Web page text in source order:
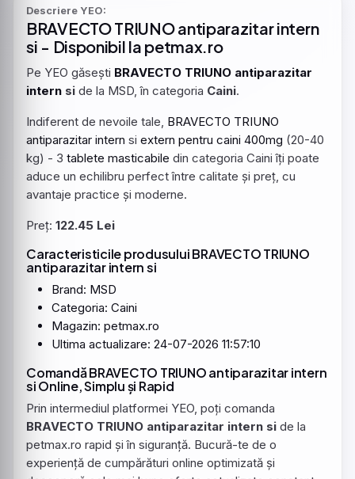
Descriere YEO:
BRAVECTOTRIUNOantiparazitarintern
si - Disponibil la petmax.ro
Pe YEO găsești BRAVECTO TRIUNO antiparazitar
intern si de la MSD, în categoria Caini.
Indiferent de nevoile tale, BRAVECTO TRIUNO
antiparazitar intern si extern pentru caini 400mg (20-40
kg) - 3 tablete masticabile din categoria Caini îți poate
aduce un echilibru perfect între calitate și preț, cu
avantaje practice și moderne.
Preț: 122.45 Lei
Caracteristicile produsului BRAVECTO TRIUNO
antiparazitar intern si
Brand: MSD
Categoria: Caini
Magazin: petmax.ro
Ultima actualizare: 24-07-2026 11:57:10
Comandă BRAVECTO TRIUNO antiparazitar intern
si Online, Simplu și Rapid
Prin intermediul platformei YEO, poți comanda
BRAVECTO TRIUNO antiparazitar intern si de la
petmax.ro rapid și în siguranță. Bucură-te de o
experiență de cumpărături online optimizată și